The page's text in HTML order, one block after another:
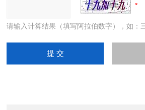
请输入计算结果（填写阿拉伯数字），如：